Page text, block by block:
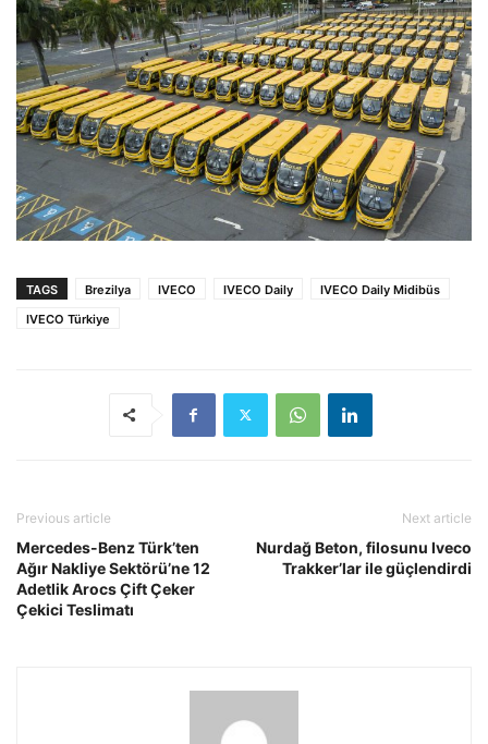
TAGS Brezilya IVECO IVECO Daily
IVECO Daily Midibüs
IVECO Türkiye
Previous article
Mercedes-Benz Türk’ten
Ağır Nakliye Sektörü’ne 12
Adetlik Arocs Çift Çeker
Çekici Teslimatı
Next article
Nurdağ Beton, filosunu Iveco
Trakker’lar ile güçlendirdi